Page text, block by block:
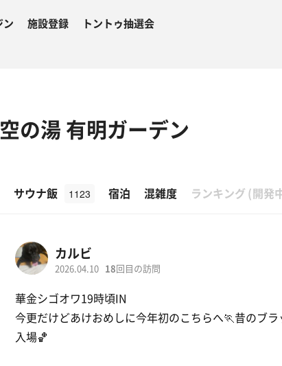
ン 施設登録 トントゥ抽選会
の湯 有明ガーデン
サウナ飯 1123 宿泊 混雑度 ランキング (開発
カルビ
2026.04.10 18回目の訪問
華金シゴオワ19時頃IN
今更だけどあけおめしに今年初のこちらへ🏃昔のブ
入場🏀